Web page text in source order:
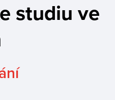
studiu ve